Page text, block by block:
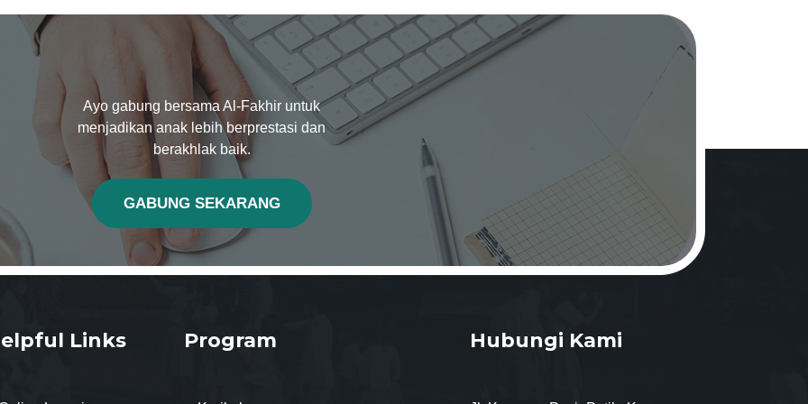
Ayo gabung bersama Al-Fakhir untuk
menjadikan anak lebih berprestasi dan
berakhlak baik.
GABUNG SEKARANG
Links Program Hubungi Kami